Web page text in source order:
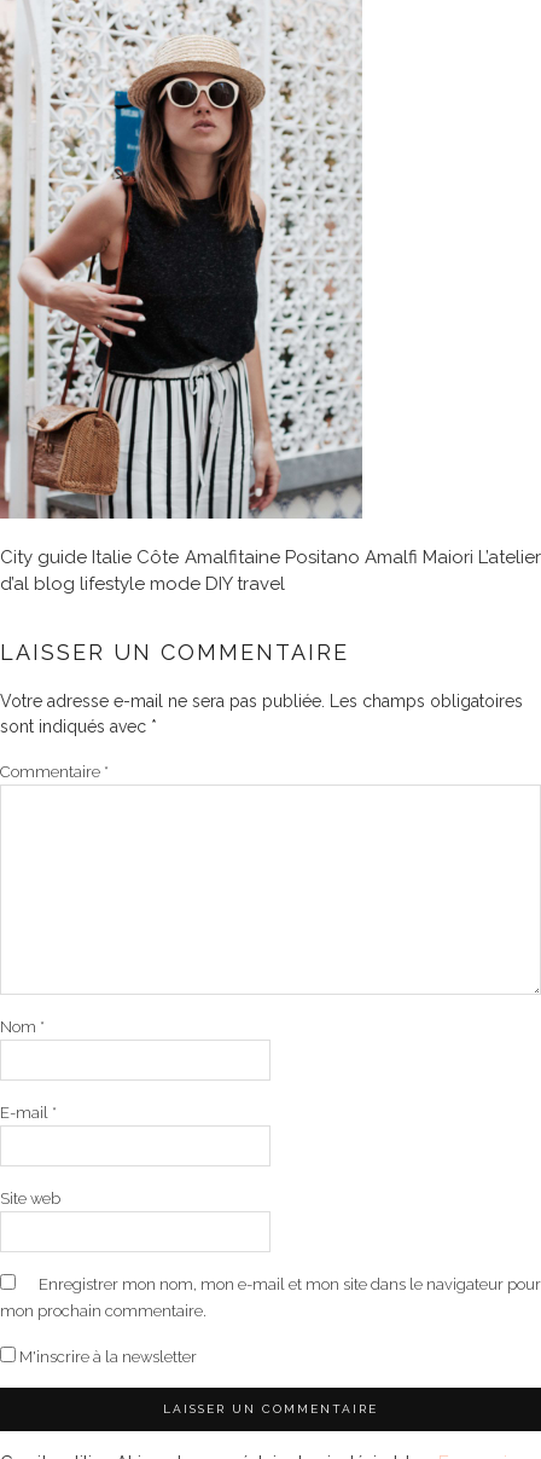
City guide Italie Côte Amalfitaine Positano Amalfi Maiori L’atelier
d’al blog lifestyle mode DIY travel
LAISSER UN COMMENTAIRE
Votre adresse e-mail ne sera pas publiée.
Les champs obligatoires
sont indiqués avec *
Commentaire *
Nom *
E-mail *
Site web
Enregistrer mon nom, mon e-mail et mon site dans le navigateur pour
mon prochain commentaire.
M'inscrire à la newsletter